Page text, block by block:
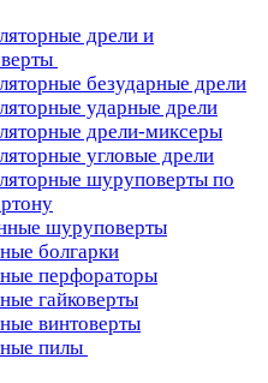
дрели и
безударные дрели
ударные дрели
дрели-миксеры
угловые дрели
шуруповерты по
шуруповерты
болгарки
перфораторы
гайковерты
винтоверты
пилы